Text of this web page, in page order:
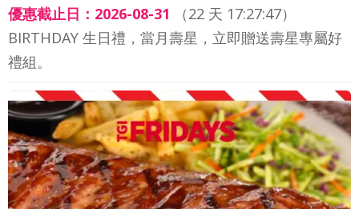
優惠截止日：2026-08-31 （22 天 17:27:44）
BIRTHDAY 生日禮，當月壽星，立即贈送壽星專屬好
禮組。